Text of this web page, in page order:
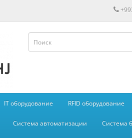
IT оборудование RFID оборудование
Система автоматизации Система